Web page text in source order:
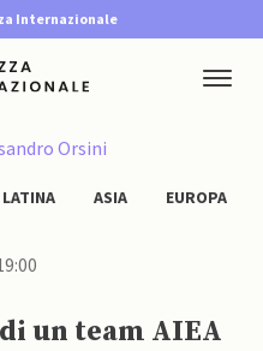
Internazionale
Orsini
ASIA EUROPA
un team AIEA